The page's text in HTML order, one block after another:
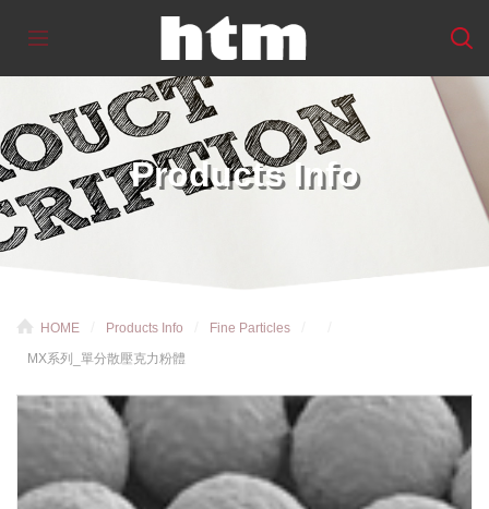
Products Info
HOME Products Info Fine Particles
MX系列_單分散壓克力粉體